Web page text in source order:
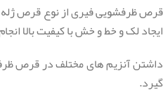
ایجاد لک و خط و خش با کیفیت بالا
داشتن آنزیم های مختلف در قرص
گیرد.